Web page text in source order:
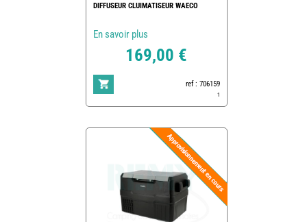
DIFFUSEUR CLUIMATISEUR WAECO
En savoir plus
169,00 €
ref : 706159
1